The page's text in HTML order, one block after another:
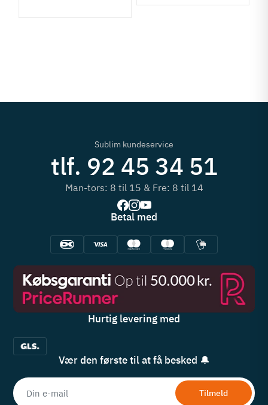
Sublim kundeservice
tlf. 92 45 34 51
Man-tors: 8 til 15 & Fre: 8 til 14
Betal med
Hurtig levering med
Vær den første til at få besked 🔔
Tilmeld